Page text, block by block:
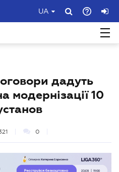
UA
дадуть
модернізації 10
0